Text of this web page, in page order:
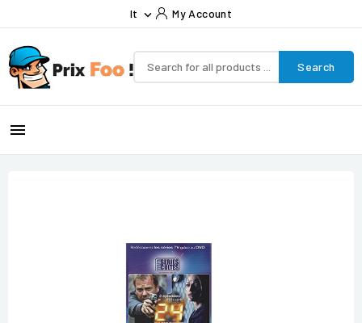
It  My Account
Search
